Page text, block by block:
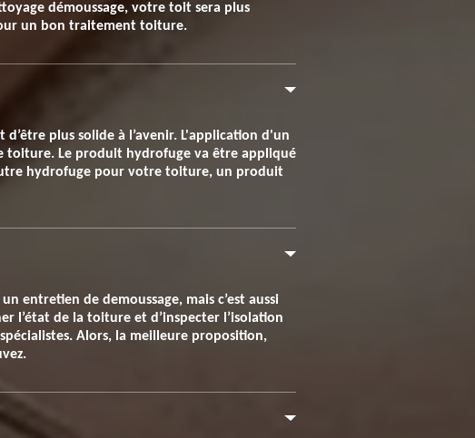
démoussage, votre toit sera plus
un bon traitement toiture.
plus solide à l’avenir. L'application d'un
toiture. Le produit hydrofuge va être appliqué
hydrofuge pour votre toiture, un produit
entretien de demoussage, mais c’est aussi
l’état de la toiture et d’inspecter l’isolation
Alors, la meilleure proposition,